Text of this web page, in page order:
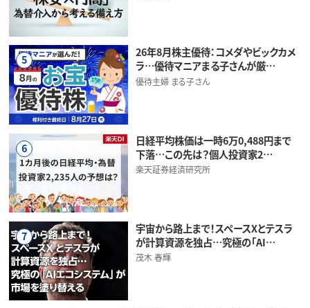
5
26年8月株主優待：コメダやビックカメ
ラ…優待マニアまる子さんが厳…
優待主婦 まる子さん
6
日経平均株価は一時6万0,488円まで
下落…この先は？個人投資家2…
楽天証券経済研究所
7
宇宙から路上まで！スペースXとテスラ
が計算資源を独占…究極の「AI…
茂木 春輝